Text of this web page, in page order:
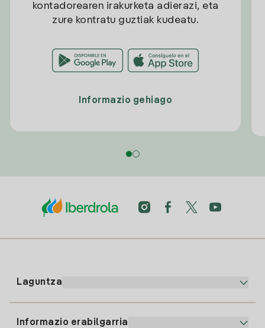
kontadorearen irakurketa adierazi, eta
zure kontratu guztiak kudeatu.
Informazio gehiago
Laguntza
Informazio erabilgarria